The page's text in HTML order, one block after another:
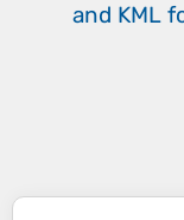
and KML